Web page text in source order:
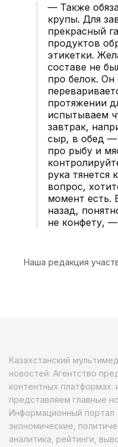
— Также
крупы. Для
прекрасный
продуктов
этикетки.
составе не
про белок. Он
протяжении
испытываем
завтрак,
сыр, в обед —
про рыбу и
рука тянется
вопрос,
момент есть.
назад,
не конфету,
Наша редакция
Казахстанский
новостей. Агентство
контентных
представляем главные
Информационный портал
экономические,
аналитика, рейтинги,